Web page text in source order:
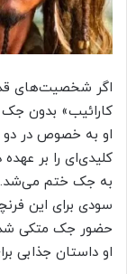
اگر شخصیت‌های
کارائیب» بدون جک
او به خصوص در دو
کلیدی‌ای را بر
به جک ختم
سودی برای این
حضور جک متکی
او داستان جذابی